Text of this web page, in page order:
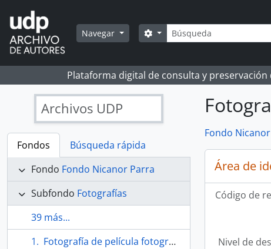
Skip to main content
Navegar Búsqueda
Search options
Plataforma digital de consulta y
Archivos UDP
Fondos
Búsqueda rápida
Fondo Fondo Nicanor Parra
Subfondo Fotografías
39 más...
Fotografía de película fotográfica de la Capilla del Cristo de Elqui
Fondo
Área de
Código de
Nivel de